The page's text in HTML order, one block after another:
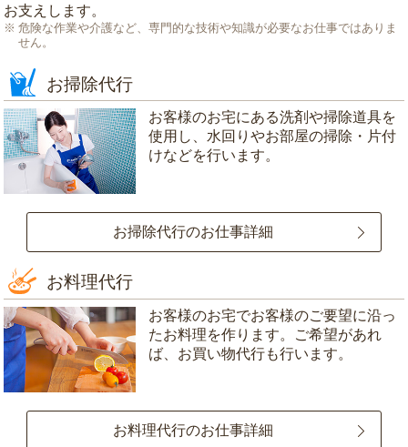
お支えします。
危険な作業や介護など、専門的な技術や知識が必要なお仕事ではありま
せん。
お掃除代行
お客様のお宅にある洗剤や掃除道具を
使用し、水回りやお部屋の掃除・片付
けなどを行います。
お掃除代行のお仕事詳細
お料理代行
お客様のお宅でお客様のご要望に沿っ
たお料理を作ります。ご希望があれ
ば、お買い物代行も行います。
お料理代行のお仕事詳細